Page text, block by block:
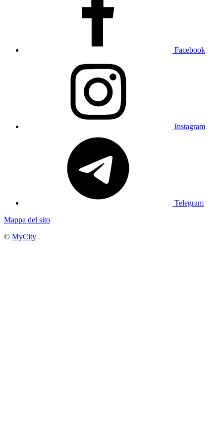
Facebook
Instagram
Telegram
Mappa del sito
© MyCity